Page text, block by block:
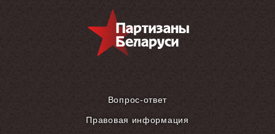
Вопрос-ответ
Правовая информация